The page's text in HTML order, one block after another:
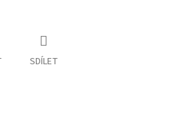
SDÍLET